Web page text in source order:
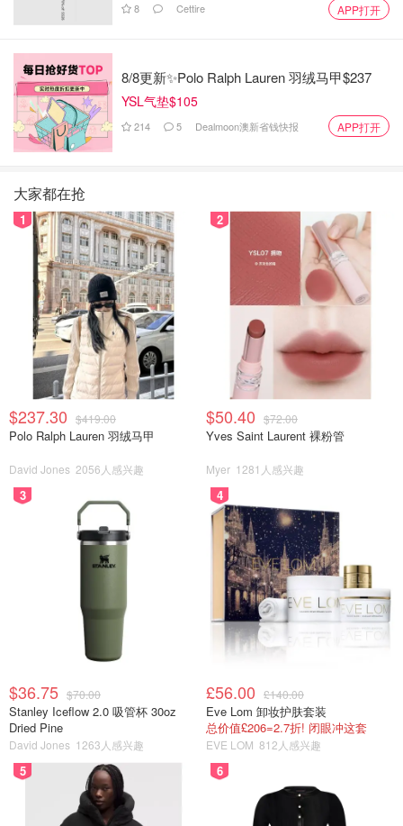
8 Cettire APP打开
8/8更新✨Polo Ralph Lauren 羽绒马甲$237
YSL气垫$105
214 5 Dealmoon澳新省钱快报 APP打开
大家都在抢
1
$237.30 $419.00
Polo Ralph Lauren 羽绒马甲
David Jones 2056人感兴趣
2
$50.40 $72.00
Yves Saint Laurent 裸粉管
Myer 1281人感兴趣
3
$36.75 $70.00
Stanley Iceflow 2.0 吸管杯 30oz
Dried Pine
David Jones 1263人感兴趣
4
£56.00 £140.00
Eve Lom 卸妆护肤套装
总价值£206=2.7折! 闭眼冲这套
EVE LOM 812人感兴趣
5 6